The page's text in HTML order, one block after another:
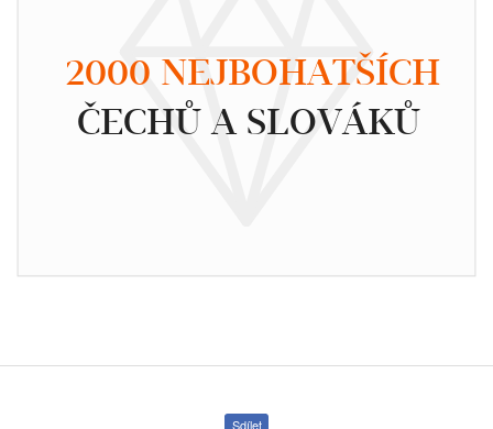
2000 NEJBOHATŠÍCH
ČECHŮ A SLOVÁKŮ
Sdílet